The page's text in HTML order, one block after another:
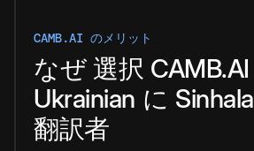
CAMB.AI のメリット
なぜ 選択 CAMB.AI
Ukrainian に Sinhala
翻訳者